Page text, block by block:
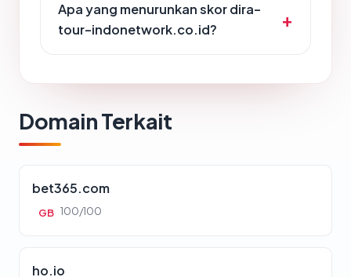
Apa yang menurunkan skor dira-
tour-indonetwork.co.id?
Domain Terkait
bet365.com
GB 100/100
ho.io